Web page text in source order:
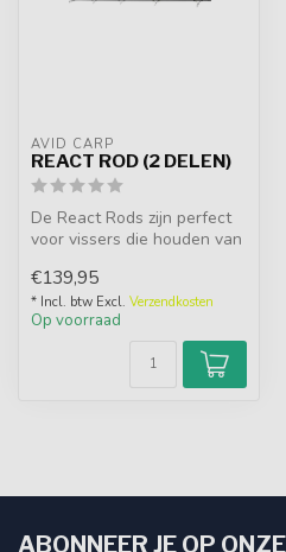
AVID CARP
REACT ROD (2 DELEN)
De React Rods zijn perfect
voor vissers die houden van
com...
€139,95
* Incl. btw Excl. Verzendkosten
Op voorraad
ABONNEER JE OP